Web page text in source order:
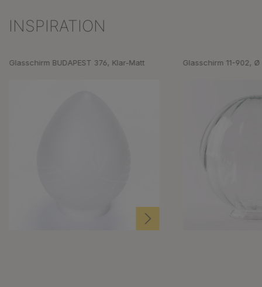
Produktgalerie überspringen
INSPIRATION
Glasschirm BUDAPEST 376, Klar-Matt Glasschirm 11-902,